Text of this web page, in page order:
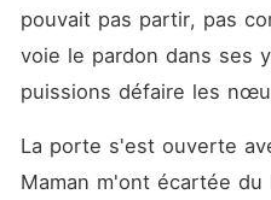
pouvait pas partir, pas
voie le pardon dans ses
puissions défaire les
La porte s'est ouverte
Maman m'ont écartée